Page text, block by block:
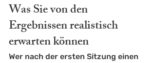
Was Sie von den
Ergebnissen realistisch
erwarten können
Wer nach der ersten Sitzung einen